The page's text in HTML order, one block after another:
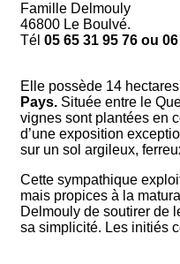
Famille Delmouly
46800 Le Boulvé.
Tél 05 65 31 95 76 ou
Elle possède 14
Pays. Située entre le
vignes sont plantées en
d’une exposition
sur un sol argileux,
Cette sympathique
mais propices à la
Delmouly de soutirer de
sa simplicité. Les initiés